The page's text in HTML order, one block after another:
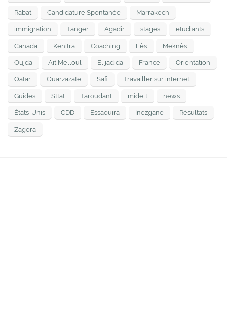
Rabat Candidature Spontanée Marrakech
immigration Tanger Agadir stages etudiants
Canada Kenitra Coaching Fès Meknès
Oujda Ait Melloul El jadida France Orientation
Qatar Ouarzazate Safi Travailler sur internet
Guides Sttat Taroudant midelt news
États-Unis CDD Essaouira Inezgane Résultats
Zagora